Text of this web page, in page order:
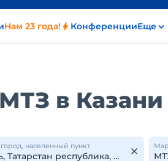
Нам 23 года! КонференцииЕще
в Казани
населенный пункт